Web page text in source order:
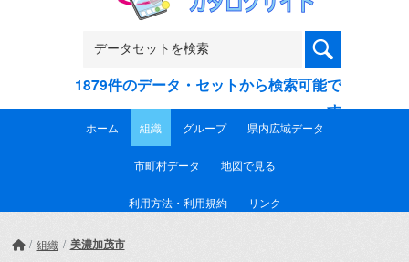
1879件のデータ・セットから検索可能で
す
ホーム 組織 グループ 県内広域データ
市町村データ 地図で見る
利用方法・利用規約 リンク
組織 美濃加茂市